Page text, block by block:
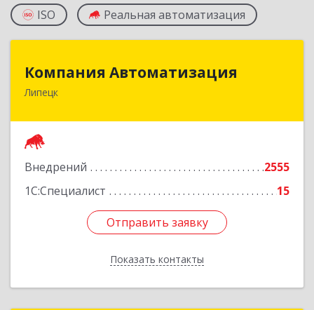
ISO Реальная автоматизация
Компания Автоматизация
Липецк
Внедрений
2555
1С:Специалист
15
Отправить заявку
Показать контакты
398001, Липецкая обл, Липецк г, Победы пл,
Отправить заявку
Назад